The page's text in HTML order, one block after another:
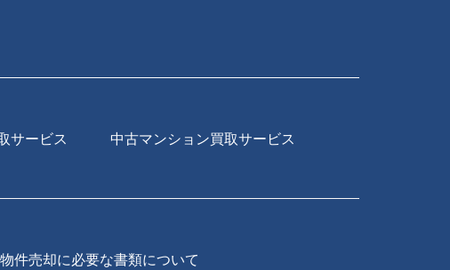
サービス 中古マンション買取サービス
物件売却に必要な書類について